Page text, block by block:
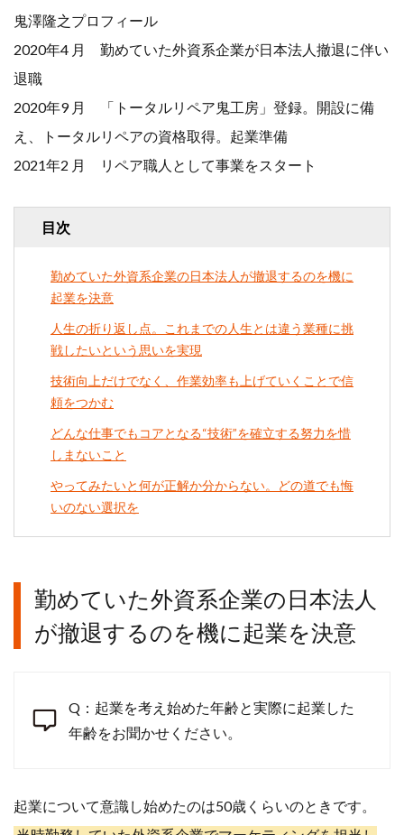
鬼澤隆之プロフィール
2020年4 月 勤めていた外資系企業が日本法人撤退に伴い
退職
2020年9 月 「トータルリペア鬼工房」登録。開設に備
え、トータルリペアの資格取得。起業準備
2021年2 月 リペア職人として事業をスタート
目次
勤めていた外資系企業の日本法人が撤退するのを機に
起業を決意
人生の折り返し点。これまでの人生とは違う業種に挑
戦したいという思いを実現
技術向上だけでなく、作業効率も上げていくことで信
頼をつかむ
どんな仕事でもコアとなる“技術”を確立する努力を惜
しまないこと
やってみたいと何が正解か分からない。どの道でも悔
いのない選択を
勤めていた外資系企業の日本法人
が撤退するのを機に起業を決意
Q：起業を考え始めた年齢と実際に起業した
年齢をお聞かせください。
起業について意識し始めたのは50歳くらいのときです。
検索